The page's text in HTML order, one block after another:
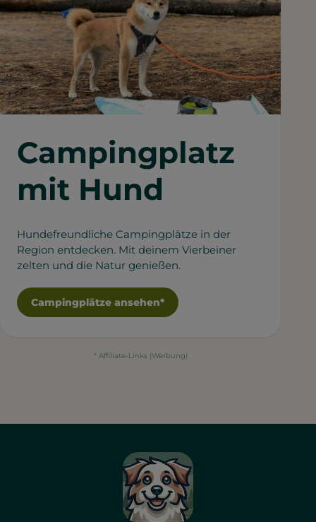
Campingplatz
mit Hund
Hundefreundliche Campingplätze in der
Region entdecken. Mit deinem Vierbeiner
zelten und die Natur genießen.
Campingplätze ansehen*
* Affiliate-Links (Werbung)